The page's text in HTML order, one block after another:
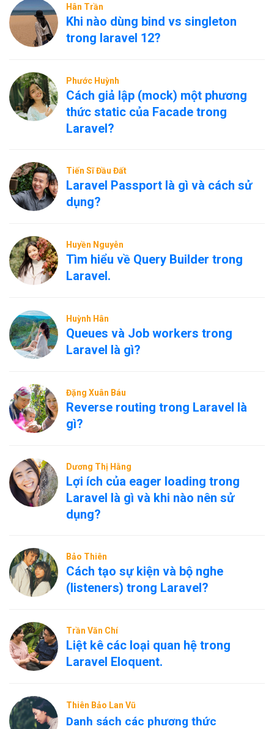
Hân Trần
Khi nào dùng bind vs singleton
trong laravel 12?
Phước Huỳnh
Cách giả lập (mock) một phương
thức static của Facade trong
Laravel?
Tiến Sĩ Đầu Đất
Laravel Passport là gì và cách sử
dụng?
Huyền Nguyễn
Tìm hiểu về Query Builder trong
Laravel.
Huỳnh Hân
Queues và Job workers trong
Laravel là gì?
Đặng Xuân Báu
Reverse routing trong Laravel là
gì?
Dương Thị Hằng
Lợi ích của eager loading trong
Laravel là gì và khi nào nên sử
dụng?
Bảo Thiên
Cách tạo sự kiện và bộ nghe
(listeners) trong Laravel?
Trần Văn Chí
Liệt kê các loại quan hệ trong
Laravel Eloquent.
Thiên Bảo Lan Vũ
Danh sách các phương thức